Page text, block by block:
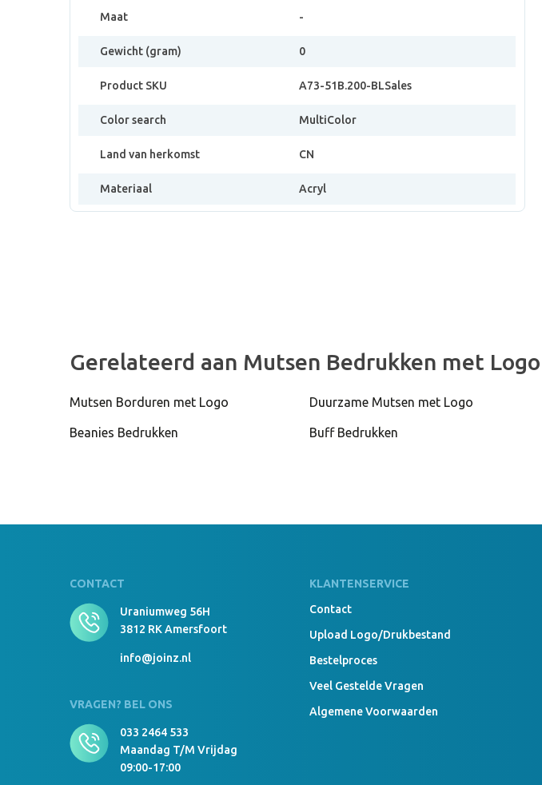
Maat -
Gewicht (gram) 0
Product SKU A73-51B.200-BLSales
Color search MultiColor
Land van herkomst CN
Materiaal Acryl
Gerelateerd aan Mutsen Bedrukken met Logo
Mutsen Borduren met Logo
Beanies Bedrukken
Duurzame Mutsen met Logo
Buff Bedrukken
CONTACT
Uraniumweg 56H
3812 RK Amersfoort
info@joinz.nl
VRAGEN? BEL ONS
033 2464 533
Maandag T/m Vrijdag
09:00-17:00
KLANTENSERVICE
Contact
Upload Logo/drukbestand
Bestelproces
Veel Gestelde Vragen
Algemene Voorwaarden